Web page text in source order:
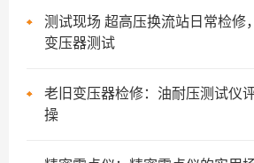
测试现场 超高压换流站日常检修
变压器测试​
老旧变压器检修：油耐压测试仪
操